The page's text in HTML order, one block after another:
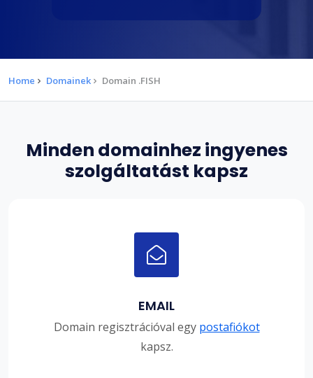
Home Domainek Domain .FISH
Minden domainhez ingyenes
szolgáltatást kapsz
EMAIL
Domain regisztrációval egy postafiókot
kapsz.